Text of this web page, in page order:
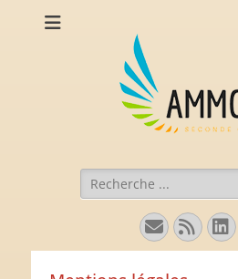
De nouvelles munitions
Rechercher :
E-
mail
Flux